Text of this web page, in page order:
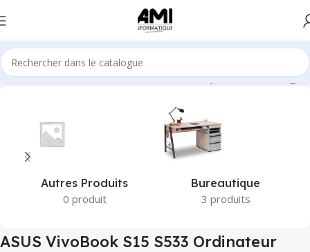
“ASUS VivoBook S15 S533 Ordinateur portable fin et léger”
Autres Produits
0 produit
Bureautique
3 produits
ASUS VivoBook S15 S533 Ordinateur